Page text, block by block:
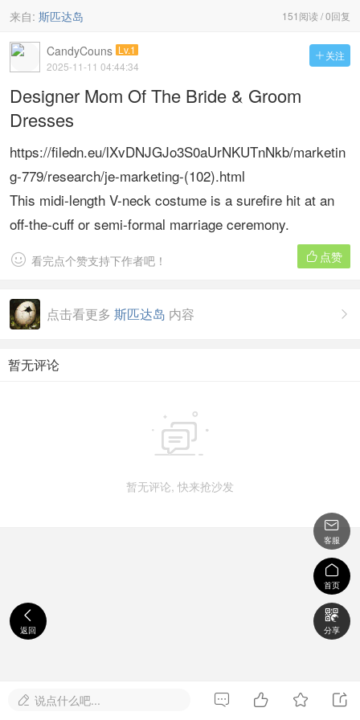
151阅读 / 0回复
来自: 斯匹达岛
 关注
CandyCouns Lv.1
2025-11-11 04:44:34
Designer Mom Of The Bride & Groom
Dresses
https://filedn.eu/lXvDNJGJo3S0aUrNKUTnNkb/marketin
g-779/research/je-marketing-(102).html
This midi-length V-neck costume is a surefire hit at an
off-the-cuff or semi-formal marriage ceremony.
 点赞
 看完点个赞支持下作者吧！

点击看更多 斯匹达岛 内容
暂无评论

暂无评论, 快来抢沙发

返回

客服

首页

分享
 说点什么吧...    